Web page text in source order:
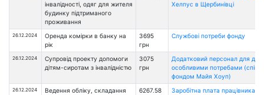
інвалідності, одяг для жителя
будинку підтриманого
проживання
Хелпус в Щербинівці
26.12.2024
Оренда комірки в банку на
рік
3695
грн
Службові потреби фонду
26.12.2024
Супровід проекту допомоги
дітям-сиротам з інвалідністю
3075
грн
Додатковий персонал для
особливими потребами
фондом Майя Хоуп)
26.12.2024
Ведення обліку, складання
6267.58
Заробітна плата працівникам